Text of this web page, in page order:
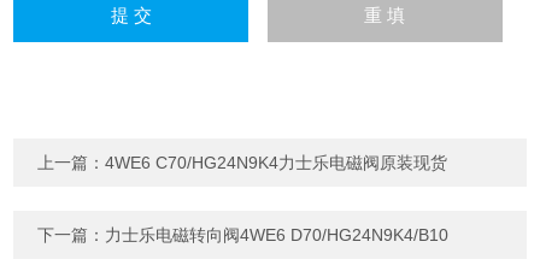
上一篇：4WE6 C70/HG24N9K4力士乐电磁阀原装现货
下一篇： 力士乐电磁转向阀4WE6 D70/HG24N9K4/B10